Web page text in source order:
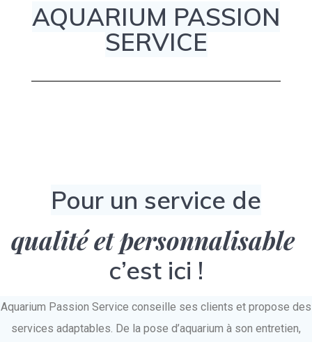
AQUARIUM PASSION
SERVICE
Pour un service de
qualité et personnalisable
c’est ici !
Aquarium Passion Service conseille ses clients et propose des
services adaptables. De la pose d’aquarium à son entretien,